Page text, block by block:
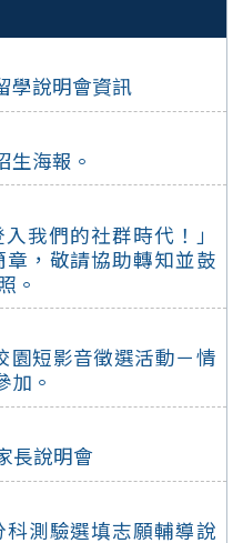
學說明會資訊
生海報。
我們的社群時代！」
，敬請協助轉知並鼓
。
園短影音徵選活動－情
加。
長說明會
科測驗選填志願輔導說